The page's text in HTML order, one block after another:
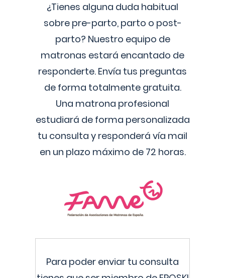
¿Tienes alguna duda habitual
sobre pre-parto, parto o post-
parto? Nuestro equipo de
matronas estará encantado de
responderte. Envía tus preguntas
de forma totalmente gratuita.
Una matrona profesional
estudiará de forma personalizada
tu consulta y responderá vía mail
en un plazo máximo de 72 horas.
Para poder enviar tu consulta